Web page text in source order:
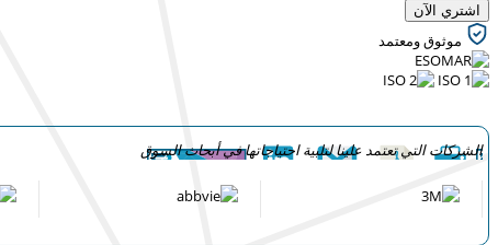
اشتري الآن
موثوق ومعتمد
الشركات التي تعتمد علينا لتلبية احتياجاتها في أبحاث السوق